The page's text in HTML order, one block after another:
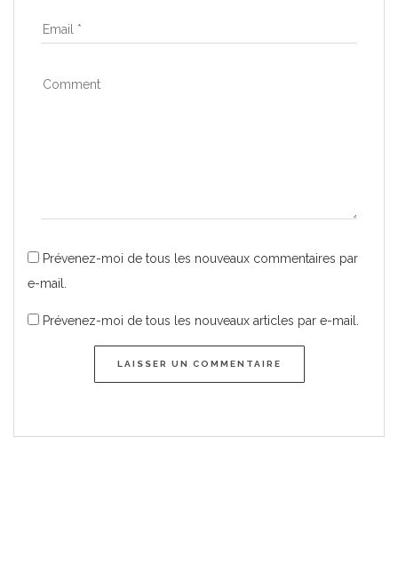
Prévenez-moi de tous les nouveaux commentaires par
e-mail.
Prévenez-moi de tous les nouveaux articles par e-mail.
LAISSER UN COMMENTAIRE